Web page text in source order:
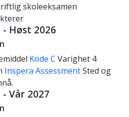
skoleeksamen
Høst 2026
Kode C Varighet 4
Inspera AssessmentSted og
Vår 2027